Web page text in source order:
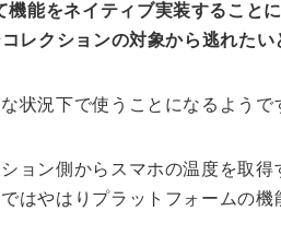
機能をネイティブ実装すること
レクションの対象から逃れたい
状況下で使うことになるようで
ョン側からスマホの温度を取
はやはりプラットフォームの